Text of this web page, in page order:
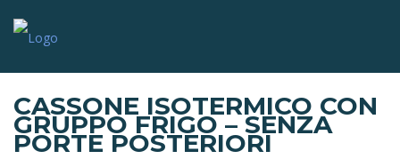
CASSONE ISOTERMICO CON
GRUPPO FRIGO – SENZA
PORTE POSTERIORI